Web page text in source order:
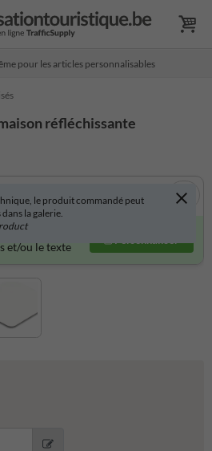
pour les articles personnalisables
réfléchissante
le produit commandé peut
la galerie.
et/ou le texte
Personnaliser